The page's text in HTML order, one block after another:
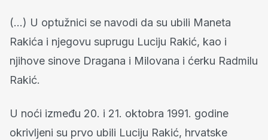
(…) U optužnici se navodi da su ubili Maneta
Rakića i njegovu suprugu Luciju Rakić, kao i
njihove sinove Dragana i Milovana i ćerku Radmilu
Rakić.
U noći između 20. i 21. oktobra 1991. godine
okrivljeni su prvo ubili Luciju Rakić, hrvatske